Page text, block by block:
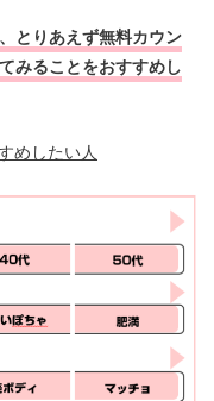
とりあえず無料カウン
みることをおすすめし
めしたい人